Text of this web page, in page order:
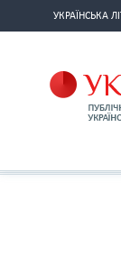
УКРАЇНСЬКА